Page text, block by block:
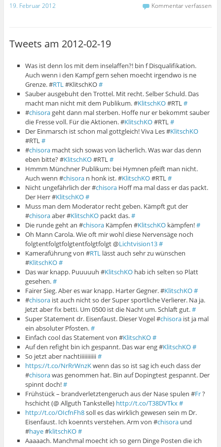
19. Februar 2012 Kommentar verfassen
Tweets am 2012-02-19
Was ist denn los mit dem inselaffen?! bin f Disqualifikation.
Auch wenn i den Kampf gern sehen moecht irgendwo is ne
Grenze. #RTL#KlitschKO#
Sauber ausgebuht den Trottel. Mit recht. Selber Schuld. Das
macht man nicht mit dem Publikum. #KlitschKO#RTL#
#chisora geht dann mal sterben. Hoffe nur er bekommt sauber
die Fresse voll. Für die Aktionen. #KlitschKO#RTL#
Der Einmarsch ist schon mal gottgleich! Viva Les #KlitschKO
#RTL#
#chisora macht sich sowas von lächerlich. Was war das denn
eben bitte? #KlitschKO#RTL#
Hmmm Münchner Publikum: bei Hymnen pfeift man nicht.
Auch wenn #chisora n honk ist. #KlitschKO#RTL#
Nicht ungefährlich der #chisora Hoff ma mal dass er das packt.
Der Herr #KlitschKO#
Muss man dem Moderator recht geben. Kämpft gut der
#chisoraaber #KlitschKO packt das.#
Die runde geht an #chisora Kämpfen #KlitschKO kämpfen!#
Oh Mann Carola. Wie oft mir wohl diese Nervensäge noch
folgtentfolgtfolgtentfolgtfolgt @Lichtvision13#
Kameraführung von #RTL lässt auch sehr zu wünschen
#KlitschKO#
Das war knapp. Puuuuuh #KlitschKO hab ich selten so Platt
gesehen.#
Fairer Sieg. Aber es war knapp. Harter Gegner. #KlitschKO#
#chisora ist auch nicht so der Super sportliche Verlierer. Na ja.
Jetzt aber fix betti. Um 0500 ist die Nacht um. Schlaft gut.#
Super Statement dr. Eisenfaust. Dieser Vogel #chisora ist ja mal
ein absoluter Pfosten.#
Einfach cool das Statement von #KlitschKO#
Auf den refight bin ich gespannt. Das war eng #KlitschKO#
So jetzt aber nachtiiiiiiiiiii#
https://t.co/NrRrWnzKwenn das so ist sag ich euch dass der
#chisorawas genommen hat. Bin auf Dopingtest gespannt. Der
spinnt doch!#
Frühstück – brandverletztengeruch aus der Nase spulen #Fr?
hschicht (@ Allguth Tankstelle) http://t.co/T38DVTkx#
http://t.co/OIcfnFh8soll es das wirklich gewesen sein m Dr.
Eisenfaust. Ich koennts verstehen. Arm von #chisora und
#haye#klitschKO#
Aaaaach. Manchmal moecht ich so gern Dinge Posten die ich